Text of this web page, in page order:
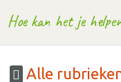
Hoe kan het je
Alle